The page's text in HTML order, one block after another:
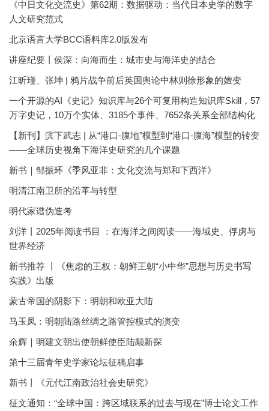
《中日文化交流史》第62期：数据驱动：当代日本史学的数字
人文研究范式
北京语言大学BCC语料库2.0版发布
讲座纪要丨侯深：向海而生：城市史与海洋史的结合
江昕瑾、张坤 | 鸦片战争前后英国舆论中林则徐形象的嬗变
一个开源的AI《史记》知识库与26个可复用构造知识库Skill，57
万字史记，10万个实体、3185个事件、7652条关系全部结构化
【新刊】滨下武志 | 从“港口-腹地”模型到“港口-腹海”模型的转变
——全球历史视角下海洋史研究的几个课题
新书｜邹振环《季风亚非：文化交流与郑和下西洋》
明清江南卫所的沿革与转型
明代家谱伪造考
刘洋丨2025年阅读书目 ：在海洋之间阅读——海域史、俘虏与
世界经济
新书推荐 丨《焦虑的王权：朝鲜王朝“小中华”思想与历史书写
实践》出版
蒙古帝国的阴影下：明朝和欧亚大陆
马玉凤：明朝陆路丝绸之路管控模式的演变
余辉｜明建文朝出使朝鲜使臣陆颙新探
第十三届青年史学家论坛征稿启事
新书丨《元代江南政治社会史研究》
征文通知：“全球中国：跨区域联系的过去与现在”博士论文工作